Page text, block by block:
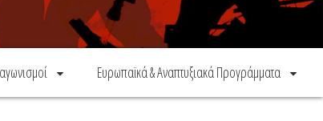
Ευρωπαϊκά & Αναπτυξιακά Προγράμματα